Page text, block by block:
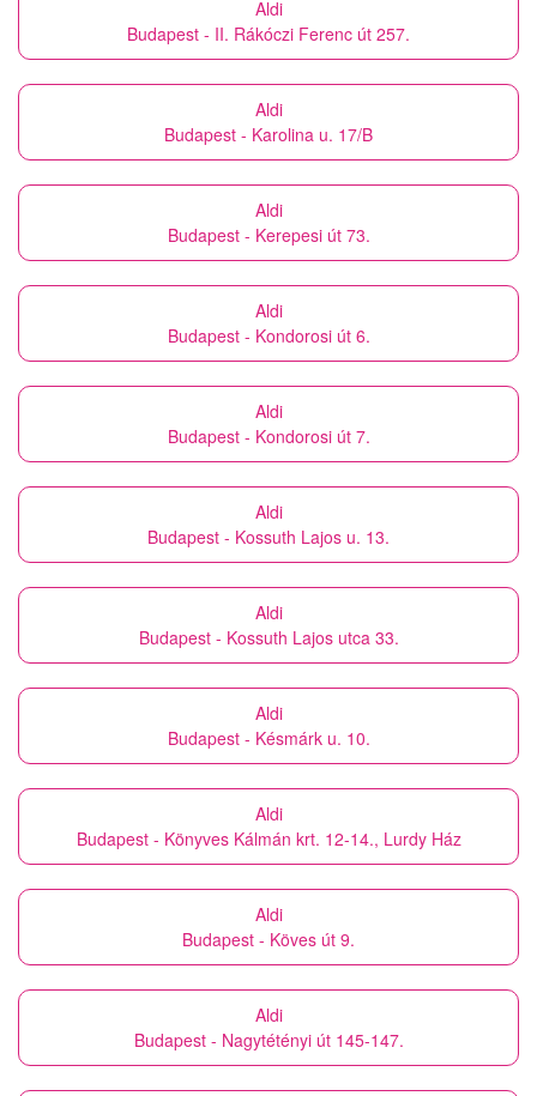
Aldi
Budapest - II. Rákóczi Ferenc út 257.
Aldi
Budapest - Karolina u. 17/B
Aldi
Budapest - Kerepesi út 73.
Aldi
Budapest - Kondorosi út 6.
Aldi
Budapest - Kondorosi út 7.
Aldi
Budapest - Kossuth Lajos u. 13.
Aldi
Budapest - Kossuth Lajos utca 33.
Aldi
Budapest - Késmárk u. 10.
Aldi
Budapest - Könyves Kálmán krt. 12-14., Lurdy Ház
Aldi
Budapest - Köves út 9.
Aldi
Budapest - Nagytétényi út 145-147.